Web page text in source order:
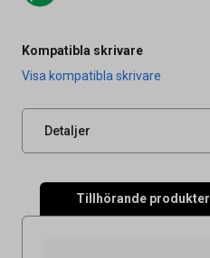
Kompatibla skrivare
Visa kompatibla skrivare
Detaljer
Leverantörens
UNSPSC
Tillhörande produkter